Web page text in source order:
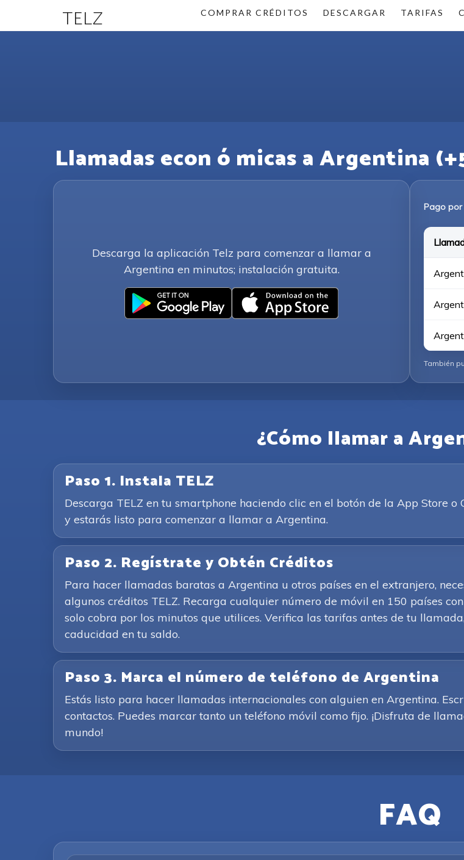
TELZ COMPRAR CRÉDITOS DESCARGAR TARIFAS
Llamadas econ ó micas a Argentina
Descarga la aplicación Telz para comenzar a llamar a
Argentina en minutos; instalación gratuita.
Pago por
También
¿Cómo llamar a
Paso 1. Instala TELZ
Descarga TELZ en tu smartphone haciendo clic en el botón de la App Store o
y estarás listo para comenzar a llamar a Argentina.
Paso 2. Regístrate y Obtén Créditos
Para hacer llamadas baratas a Argentina u otros países en el extranjero,
algunos créditos TELZ. Recarga cualquier número de móvil en 150 países
solo cobra por los minutos que utilices. Verifica las tarifas antes de tu
caducidad en tu saldo.
Paso 3. Marca el número de teléfono de Argentina
Estás listo para hacer llamadas internacionales con alguien en Argentina.
contactos. Puedes marcar tanto un teléfono móvil como fijo. ¡Disfruta de
mundo!
FAQ